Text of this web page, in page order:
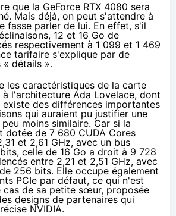
que la GeForce RTX 4080 sera
Mais déjà, on peut s'attendre à
fasse parler de lui. En effet, s'il
12 et 16 Go de
respectivement à 1 099 et 1 469
tarifaire s'explique par de
« détails ».
les caractéristiques de la carte
à l'architecture Ada Lovelace, dont
des différences importantes
qui auraient pu justifier une
moins similaire. Car si la
dotée de 7 680 CUDA Cores
et 2,61 GHz, avec un bus
celle de 16 Go a droit à 9 728
entre 2,21 et 2,51 GHz, avec
256 bits. Elle occupe également
PCIe par défaut, ce qui n'est
cas de sa petite sœur, proposée
designs de partenaires qui
NVIDIA.